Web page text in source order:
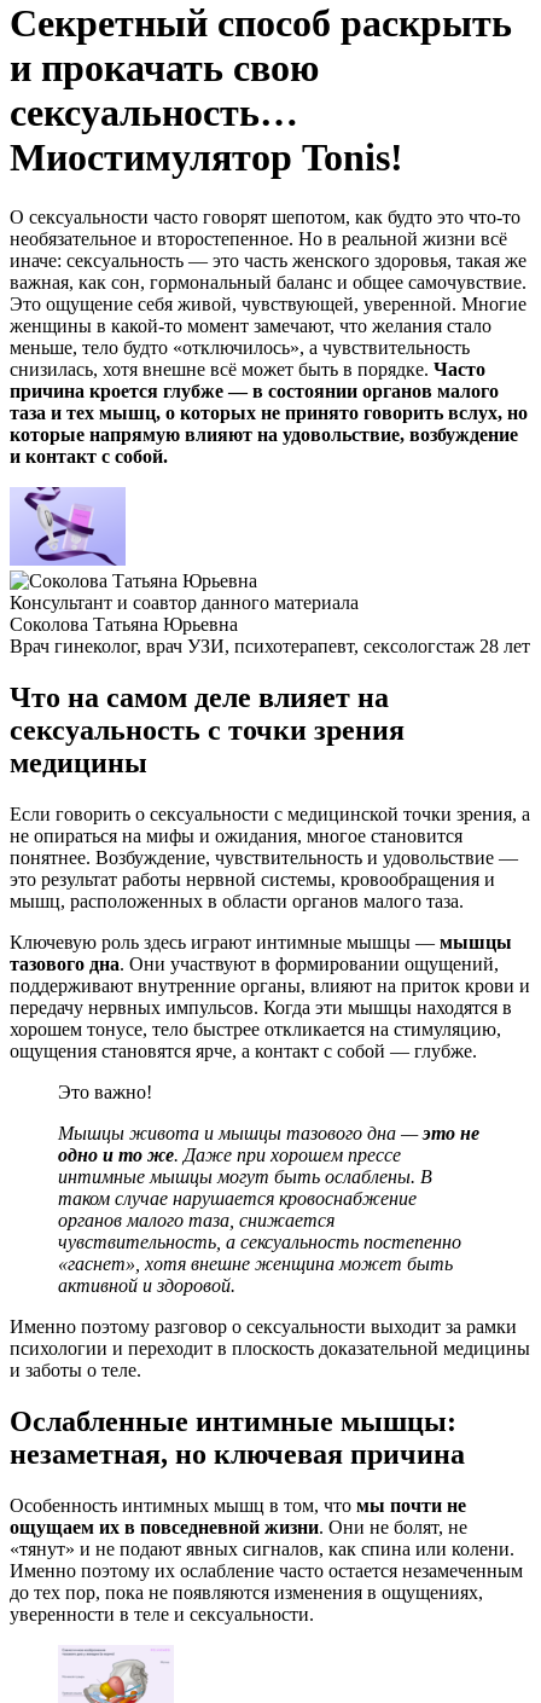
Секретный способ раскрыть
и прокачать свою
сексуальность…
Миостимулятор Tonis!
О сексуальности часто говорят шепотом, как будто это что-то
необязательное и второстепенное. Но в реальной жизни всё
иначе: сексуальность — это часть женского здоровья, такая же
важная, как сон, гормональный баланс и общее самочувствие.
Это ощущение себя живой, чувствующей, уверенной. Многие
женщины в какой-то момент замечают, что желания стало
меньше, тело будто «отключилось», а чувствительность
снизилась, хотя внешне всё может быть в порядке. Часто
причина кроется глубже — в состоянии органов малого
таза и тех мышц, о которых не принято говорить вслух, но
которые напрямую влияют на удовольствие, возбуждение
и контакт с собой.
Консультант и соавтор данного материала
Соколова Татьяна Юрьевна
Врач гинеколог, врач УЗИ, психотерапевт, сексологстаж 28 лет
Что на самом деле влияет на
сексуальность с точки зрения
медицины
Если говорить о сексуальности с медицинской точки зрения, а
не опираться на мифы и ожидания, многое становится
понятнее. Возбуждение, чувствительность и удовольствие —
это результат работы нервной системы, кровообращения и
мышц, расположенных в области органов малого таза.
Ключевую роль здесь играют интимные мышцы — мышцы
тазового дна. Они участвуют в формировании ощущений,
поддерживают внутренние органы, влияют на приток крови и
передачу нервных импульсов. Когда эти мышцы находятся в
хорошем тонусе, тело быстрее откликается на стимуляцию,
ощущения становятся ярче, а контакт с собой — глубже.
Это важно!
Мышцы живота и мышцы тазового дна —это не
одно и то же. Даже при хорошем прессе
интимные мышцы могут быть ослаблены. В
таком случае нарушается кровоснабжение
органов малого таза , снижается
чувствительность, а сексуальность постепенно
«гаснет», хотя внешне женщина может быть
активной и здоровой.
Именно поэтому разговор о сексуальности выходит за рамки
психологии и переходит в плоскость доказательной медицины
и заботы о теле.
Ослабленные интимные мышцы:
незаметная, но ключевая причина
Особенность интимных мышц в том, что мы почти не
ощущаем их в повседневной жизни. Они не болят, не
«тянут» и не подают явных сигналов, как спина или колени.
Именно поэтому их ослабление часто остается незамеченным
до тех пор, пока не появляются изменения в ощущениях,
уверенности в теле и сексуальности.